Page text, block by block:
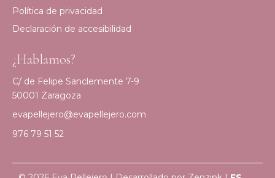
Política de privacidad
Declaración de accesibilidad
¿Hablamos?
C/ de Felipe Sanclemente 7-9
50001 Zaragoza
evapellejero@evapellejero.com
976 79 51 52